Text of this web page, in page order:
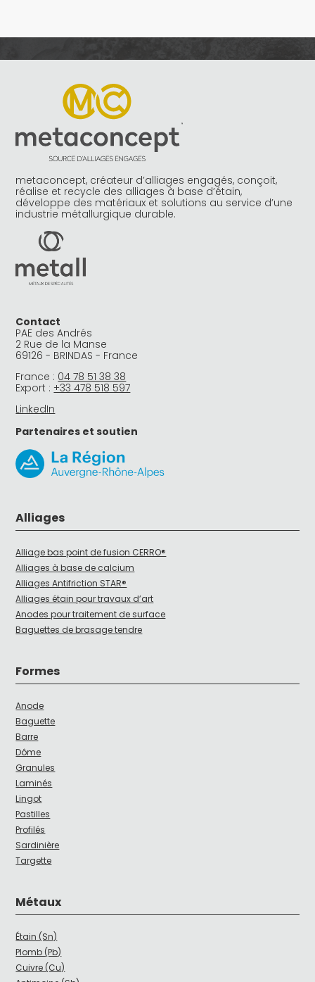
metaconcept, créateur d’alliages engagés, conçoit,
réalise et recycle des alliages à base d’étain,
développe des matériaux et solutions au service d’une
industrie métallurgique durable.
Contact
PAE des Andrés
2 Rue de la Manse
69126 - BRINDAS - France
France : 04 78 51 38 38
Export : +33 478 518 597
LinkedIn
Partenaires et soutien
Alliages
Alliage bas point de fusion CERRO®
Alliages à base de calcium
Alliages Antifriction STAR®
Alliages étain pour travaux d’art
Anodes pour traitement de surface
Baguettes de brasage tendre
Formes
Anode
Baguette
Barre
Dôme
Granules
Laminés
Lingot
Pastilles
Profilés
Sardinière
Targette
Métaux
Étain (Sn)
Plomb (Pb)
Cuivre (Cu)